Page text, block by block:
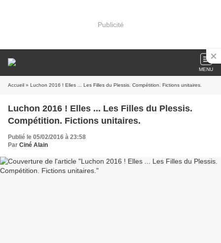
Publicité
MENU
Accueil » Luchon 2016 ! Elles ... Les Filles du Plessis. Compétition. Fictions unitaires.
Luchon 2016 ! Elles ... Les Filles du Plessis.
Compétition. Fictions unitaires.
Publié le 05/02/2016 à 23:58
Par Ciné Alain